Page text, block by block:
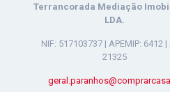
Terrancorada Mediação
LDA.
NIF: 517103737 | APEMIP: 6412 |
21325